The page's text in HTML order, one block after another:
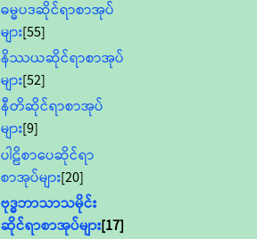
ဓမ္မပဒဆိုင်ရာစာအုပ်
များ[55]
နိဿယဆိုင်ရာစာအုပ်
များ[52]
နီတိဆိုင်ရာစာအုပ်
များ[9]
ပါဠိစာပေဆိုင်ရာ
စာအုပ်များ[20]
ဗုဒ္ဓဘာသာသမိုင်း
ဆိုင်ရာစာအုပ်များ[17]